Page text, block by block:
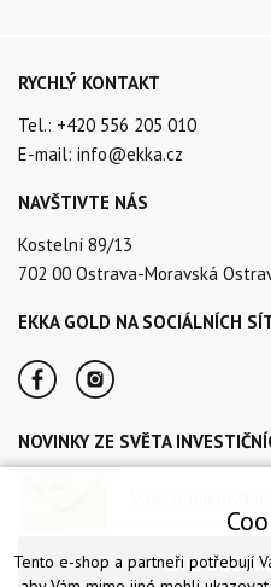
RYCHLÝ KONTAKT
Tel.: +420 556 205 010
E-mail: info@ekka.cz
NAVŠTIVTE NÁS
Kostelní 89/13
702 00 Ostrava-Moravská
EKKA GOLD NA SOCIÁLNÍCH
NOVINKY ZE SVĚTA
CHCI
Tento e-shop a partneři potřebují